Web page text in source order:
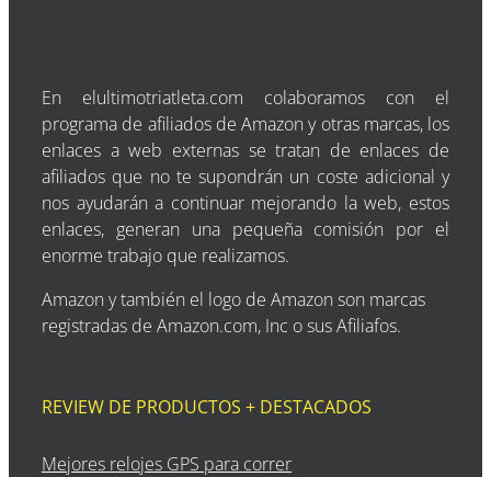
En elultimotriatleta.com colaboramos con el
programa de afiliados de Amazon y otras marcas, los
enlaces a web externas se tratan de enlaces de
afiliados que no te supondrán un coste adicional y
nos ayudarán a continuar mejorando la web, estos
enlaces, generan una pequeña comisión por el
enorme trabajo que realizamos.
Amazon y también el logo de Amazon son marcas
registradas de Amazon.com, Inc o sus Afiliafos.
REVIEW DE PRODUCTOS + DESTACADOS
Mejores relojes GPS para correr